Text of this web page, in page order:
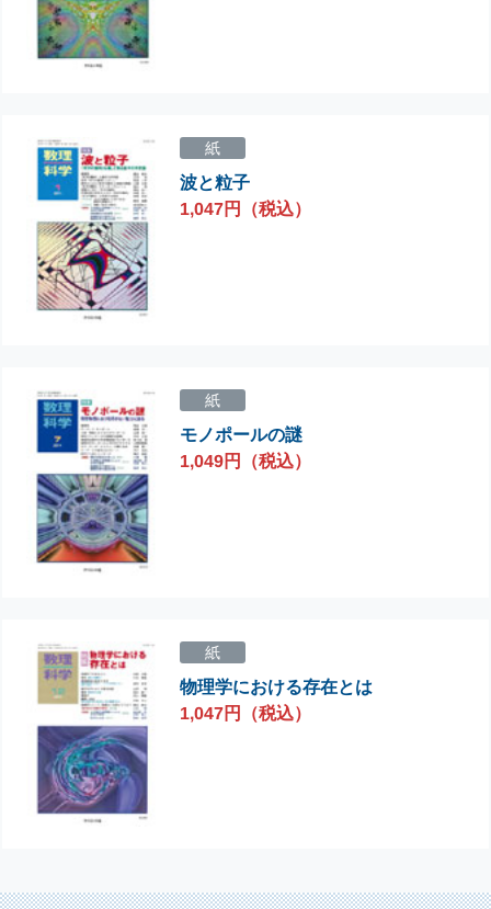
紙
波と粒子
1,047円（税込）
紙
モノポールの謎
1,049円（税込）
紙
物理学における存在とは
1,047円（税込）